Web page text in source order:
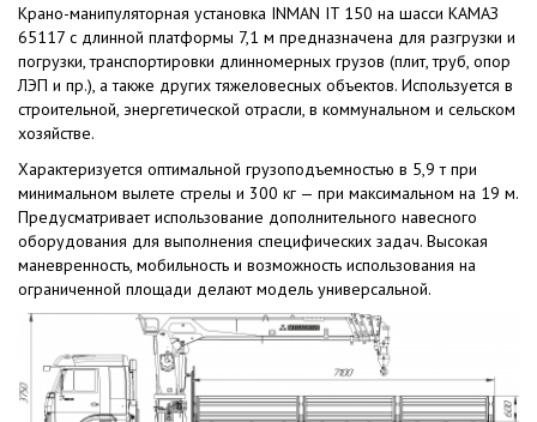
Крано-манипуляторная установка INMAN IT 150 на шасси КАМАЗ
65117 с длинной платформы 7,1 м предназначена для разгрузки и
погрузки, транспортировки длинномерных грузов (плит, труб, опор
ЛЭП и пр.), а также других тяжеловесных объектов. Используется в
строительной, энергетической отрасли, в коммунальном и сельском
хозяйстве.
Характеризуется оптимальной грузоподъемностью в 5,9 т при
минимальном вылете стрелы и 300 кг — при максимальном на 19 м.
Предусматривает использование дополнительного навесного
оборудования для выполнения специфических задач. Высокая
маневренность, мобильность и возможность использования на
ограниченной площади делают модель универсальной.